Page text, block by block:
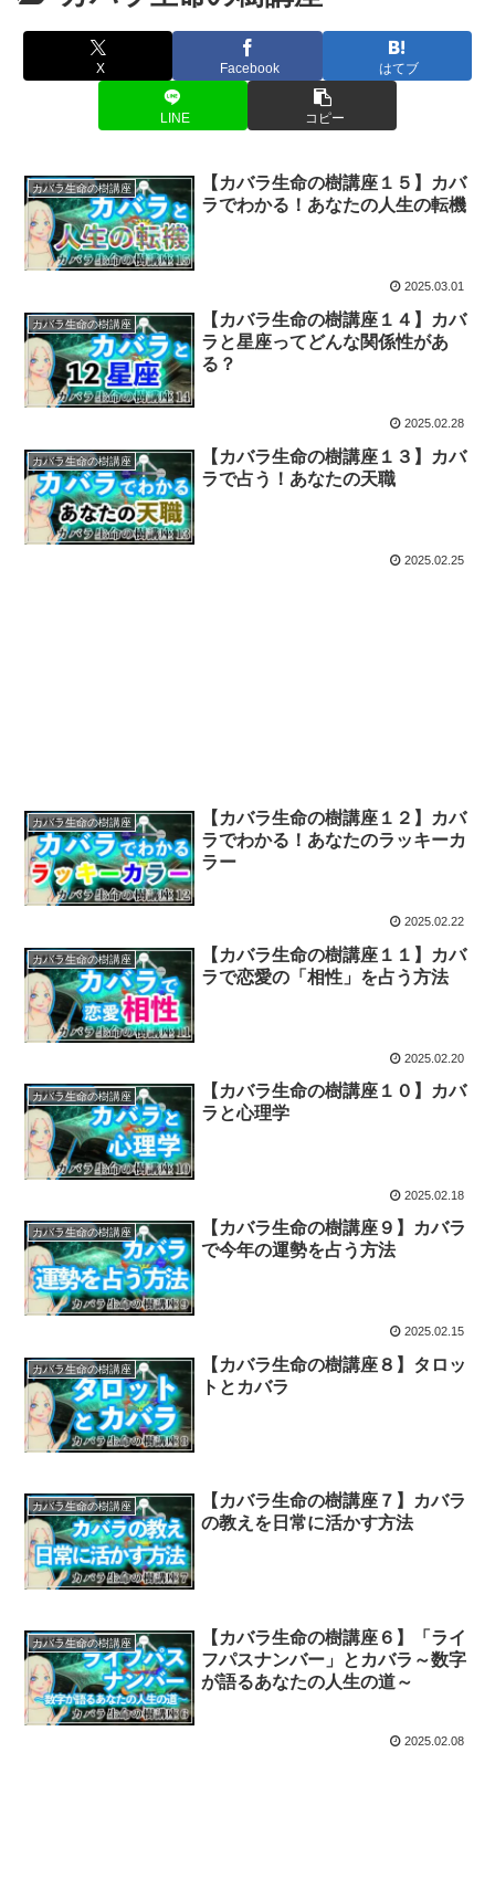
X Facebook はてブ
LINE コピー
カバラ生命の樹講座
【カバラ生命の樹講座１５】カバ
ラでわかる！あなたの人生の転機
2025.03.01
カバラ生命の樹講座
【カバラ生命の樹講座１４】カバ
ラと星座ってどんな関係性があ
る？
2025.02.28
カバラ生命の樹講座
【カバラ生命の樹講座１３】カバ
ラで占う！あなたの天職
2025.02.25
カバラ生命の樹講座
【カバラ生命の樹講座１２】カバ
ラでわかる！あなたのラッキーカ
ラー
2025.02.22
カバラ生命の樹講座
【カバラ生命の樹講座１１】カバ
ラで恋愛の「相性」を占う方法
2025.02.20
カバラ生命の樹講座
【カバラ生命の樹講座１０】カバ
ラと心理学
2025.02.18
カバラ生命の樹講座
【カバラ生命の樹講座９】カバラ
で今年の運勢を占う方法
2025.02.15
カバラ生命の樹講座
【カバラ生命の樹講座８】タロッ
トとカバラ
カバラ生命の樹講座
【カバラ生命の樹講座７】カバラ
の教えを日常に活かす方法
カバラ生命の樹講座
【カバラ生命の樹講座６】「ライ
フパスナンバー」とカバラ～数字
が語るあなたの人生の道～
2025.02.08